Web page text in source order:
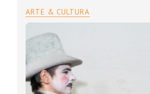
ARTE & CULTURA